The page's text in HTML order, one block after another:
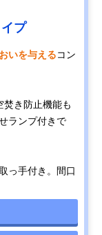
プ
いを与えるコン
き防止機能も
ランプ付きで
っ手付き。間口